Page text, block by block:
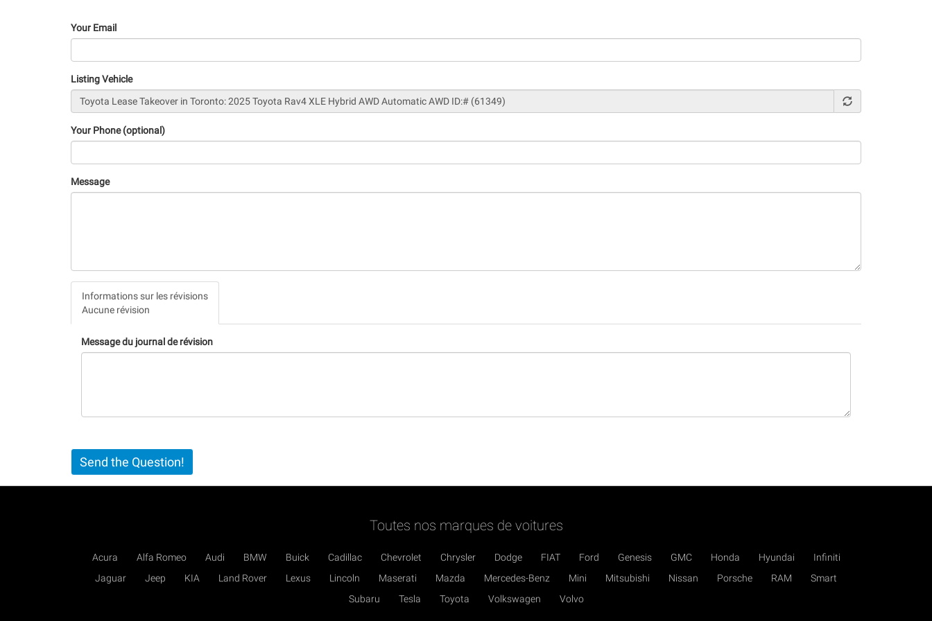
Your Email
Listing Vehicle
Your Phone (optional)
Message
TabsInformations sur les révisions
Aucune révision
actif)
Message du journal de révision
Send the Question!
Toutes nos marques de voitures
Acura Alfa Romeo Audi BMW Buick Cadillac Chevrolet Chrysler Dodge FIAT Ford Genesis GMC Honda Hyundai
Infiniti
Jaguar
Jeep KIA Land Rover Lexus Lincoln Maserati Mazda Mercedes-Benz Mini Mitsubishi Nissan Porsche RAM
Smart
Subaru
Tesla Toyota Volkswagen Volvo